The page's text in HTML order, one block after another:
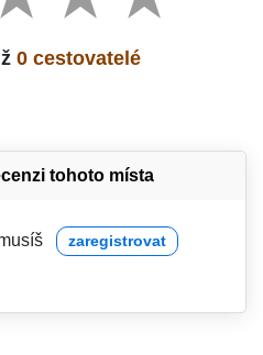
0 cestovatelé
tohoto místa
zaregistrovat